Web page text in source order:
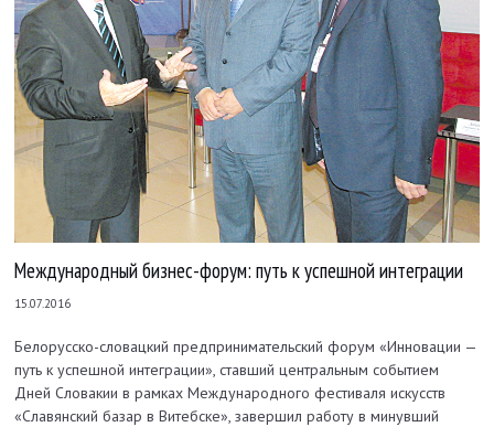
Международный бизнес-форум: путь к успешной интеграции
15.07.2016
Белорусско-словацкий предпринимательский форум «Инновации —
путь к успешной интеграции», ставший центральным событием
Дней Словакии в рамках Международного фестиваля искусств
«Славянский базар в Витебске», завершил работу в минувший